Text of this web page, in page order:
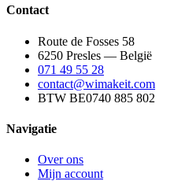
Contact
Route de Fosses 58
6250 Presles — België
071 49 55 28
contact@wimakeit.com
BTW BE0740 885 802
Navigatie
Over ons
Mijn account